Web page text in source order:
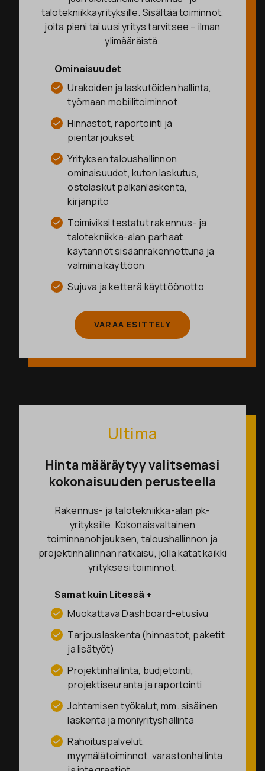
talotekniikkayrityksille. Sisältää toiminnot,
joita pieni tai uusi yritys tarvitsee – ilman
ylimääräistä.
Ominaisuudet
Urakoiden ja laskutöiden hallinta,
työmaan mobiilitoiminnot
Hinnastot, raportointi ja
pientarjoukset
Yrityksen taloushallinnon
ominaisuudet, kuten laskutus,
ostolaskut palkanlaskenta,
kirjanpito
Toimiviksi testatut rakennus- ja
talotekniikka-alan parhaat
käytännöt sisäänrakennettuna ja
valmiina käyttöön
Sujuva ja ketterä käyttöönotto
VARAA ESITTELY
Ultima
Hinta määräytyy valitsemasi
kokonaisuuden perusteella
Rakennus- ja talotekniikka-alan pk-
yrityksille. Kokonaisvaltainen
toiminnanohjauksen, taloushallinnon ja
projektinhallinnan ratkaisu, jolla katat kaikki
yrityksesi toiminnot.
Samat kuin Litessä +
Muokattava Dashboard-etusivu
Tarjouslaskenta (hinnastot, paketit
ja lisätyöt)
Projektinhallinta, budjetointi,
projektiseuranta ja raportointi
Johtamisen työkalut, mm. sisäinen
laskenta ja moniyrityshallinta
Rahoituspalvelut,
myymälätoiminnot, varastonhallinta